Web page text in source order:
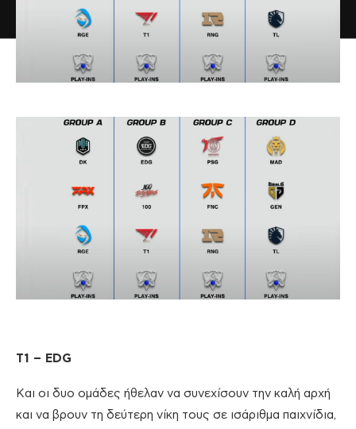
T1 – EDG
Και οι δυο ομάδες ήθελαν να συνεχίσουν την καλή αρχή
και να βρουν τη δεύτερη νίκη τους σε ισάριθμα παιχνίδια,